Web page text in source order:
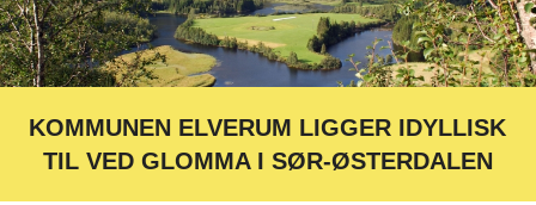
KOMMUNEN ELVERUM LIGGER IDYLLISK
TIL VED GLOMMA I SØR-ØSTERDALEN